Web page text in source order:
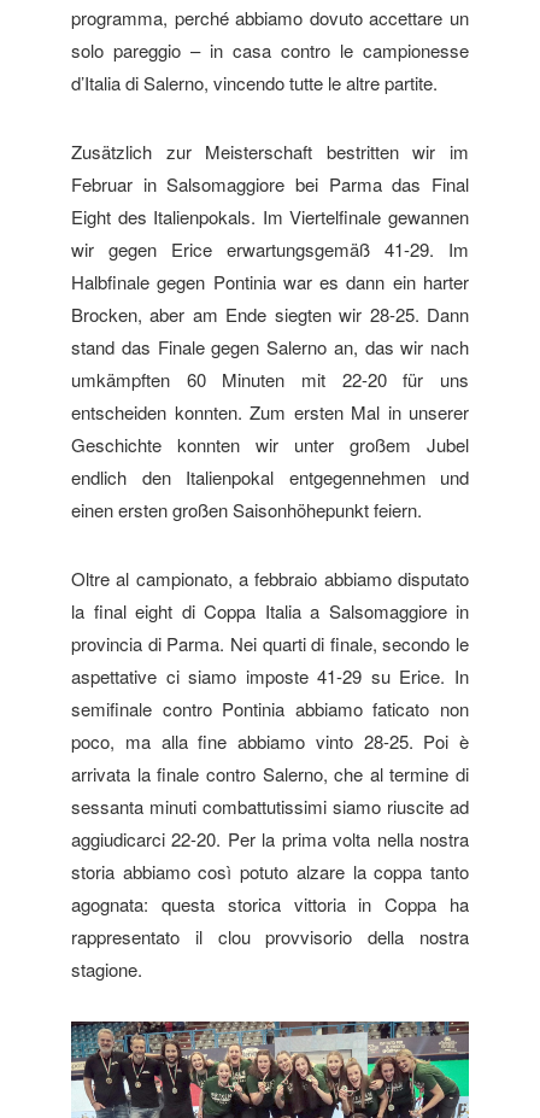
programma, perché abbiamo dovuto accettare un
solo pareggio – in casa contro le campionesse
d’Italia di Salerno, vincendo tutte le altre partite.
Zusätzlich zur Meisterschaft bestritten wir im
Februar in Salsomaggiore bei Parma das Final
Eight des Italienpokals. Im Viertelfinale gewannen
wir gegen Erice erwartungsgemäß 41-29. Im
Halbfinale gegen Pontinia war es dann ein harter
Brocken, aber am Ende siegten wir 28-25. Dann
stand das Finale gegen Salerno an, das wir nach
umkämpften 60 Minuten mit 22-20 für uns
entscheiden konnten. Zum ersten Mal in unserer
Geschichte konnten wir unter großem Jubel
endlich den Italienpokal entgegennehmen und
einen ersten großen Saisonhöhepunkt feiern.
Oltre al campionato, a febbraio abbiamo disputato
la final eight di Coppa Italia a Salsomaggiore in
provincia di Parma. Nei quarti di finale, secondo le
aspettative ci siamo imposte 41-29 su Erice. In
semifinale contro Pontinia abbiamo faticato non
poco, ma alla fine abbiamo vinto 28-25. Poi è
arrivata la finale contro Salerno, che al termine di
sessanta minuti combattutissimi siamo riuscite ad
aggiudicarci 22-20. Per la prima volta nella nostra
storia abbiamo così potuto alzare la coppa tanto
agognata: questa storica vittoria in Coppa ha
rappresentato il clou provvisorio della nostra
stagione.